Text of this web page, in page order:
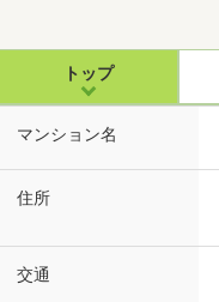
トップ
マンション名
住所
交通